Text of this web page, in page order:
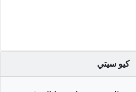
كيو سيتي